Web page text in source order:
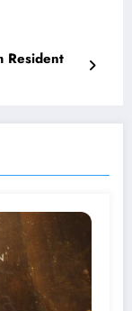
Resident